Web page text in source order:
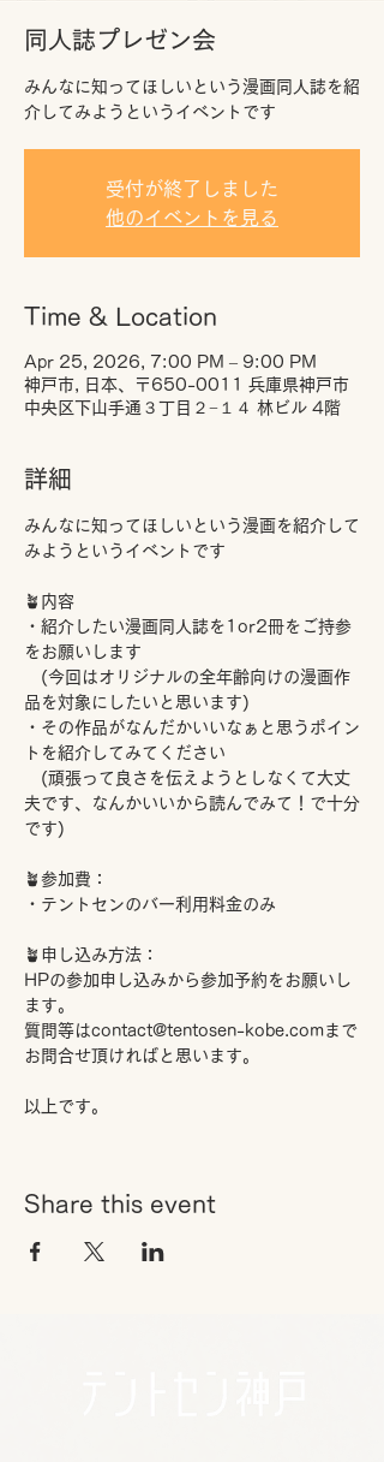
同人誌プレゼン会
みんなに知ってほしいという漫画同人誌を紹
介してみようというイベントです
受付が終了しました
他のイベントを見る
Time & Location
Apr 25, 2026, 7:00 PM – 9:00 PM
神戸市, 日本、〒650-0011 兵庫県神戸市
中央区下山手通３丁目２−１４ 林ビル 4階
詳細
みんなに知ってほしいという漫画を紹介して
みようというイベントです
🪴内容
・紹介したい漫画同人誌を1or2冊をご持参
をお願いします
(今回はオリジナルの全年齢向けの漫画作
品を対象にしたいと思います)
・その作品がなんだかいいなぁと思うポイン
トを紹介してみてください
(頑張って良さを伝えようとしなくて大丈
夫です、なんかいいから読んでみて！で十分
です)
🪴参加費：
・テントセンのバー利用料金のみ
🪴申し込み方法：
HPの参加申し込みから参加予約をお願いし
ます。
質問等はcontact@tentosen-kobe.comまで
お問合せ頂ければと思います。
以上です。
Share this event